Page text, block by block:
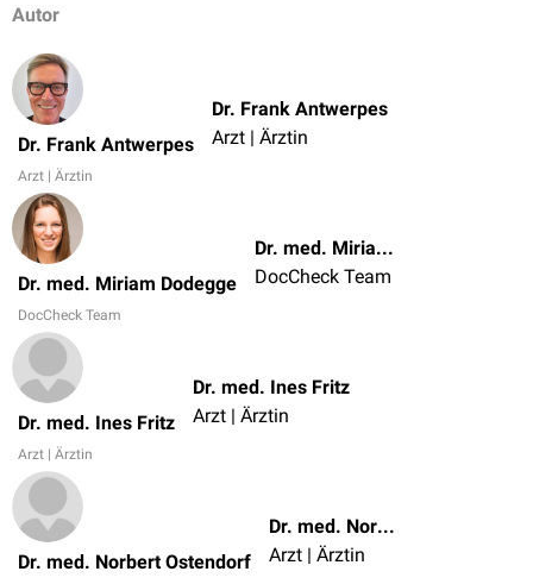
Autor
Dr. Frank Antwerpes
Arzt | Ärztin
Dr. Frank Antwerpes
Arzt | Ärztin
Dr. med. Miriam Dodegge
DocCheck Team
Dr. med. Miriam Dodegge
DocCheck Team
Dr. med. Ines Fritz
Arzt | Ärztin
Dr. med. Ines Fritz
Arzt | Ärztin
Dr. med. Norbert Ostendorf
Dr. med. Norbert Ostendorf
Arzt | Ärztin